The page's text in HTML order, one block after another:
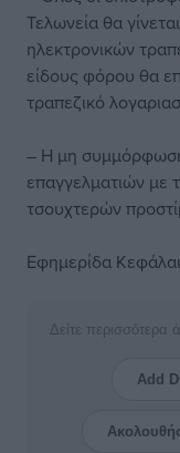
Τελωνεία θα
ηλεκτρονικών
είδους φόρου θα
τραπεζικό
– Η μη
επαγγελματιών με
τσουχτερών
Εφημερίδα
Δείτε
Add